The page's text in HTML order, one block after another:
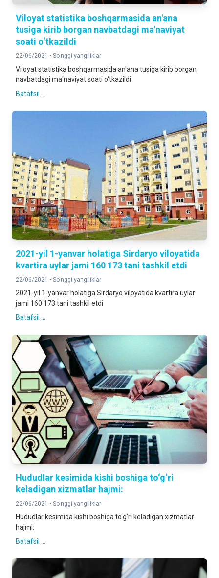
Viloyat statistika boshqarmasida an'ana
tusiga kirib borgan navbatdagi ma'naviyat
soati o‘tkazildi
22/06/2021 • So'nggi yangiliklar
Viloyat statistika boshqarmasida an'ana tusiga kirib borgan
navbatdagi ma'naviyat soati o‘tkazildi
Batafsil ...
2021-yil 1-yanvar holatiga Sirdaryo viloyatida
kvartira uylar jami 160 173 tani tashkil etdi
22/06/2021 • So'nggi yangiliklar
2021-yil 1-yanvar holatiga Sirdaryo viloyatida kvartira uylar
jami 160 173 tani tashkil etdi
Batafsil ...
Hududlar kesimida kishi boshiga to‘g‘ri
keladigan xizmatlar hajmi:
22/06/2021 • So'nggi yangiliklar
Hududlar kesimida kishi boshiga to‘g‘ri keladigan xizmatlar
hajmi:
Batafsil ...